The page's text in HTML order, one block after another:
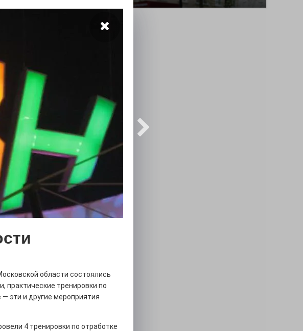
АФИША
поделиться
области состоялись
практические тренировки по
эти и другие мероприятия
4 тренировки по отработке